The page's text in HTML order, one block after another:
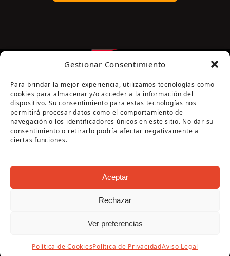
Gestionar Consentimiento
Para brindar la mejor experiencia, utilizamos tecnologías como
cookies para almacenar y/o acceder a la información del
dispositivo. Su consentimiento para estas tecnologías nos
permitirá procesar datos como el comportamiento de
navegación o los identificadores únicos en este sitio. No dar su
consentimiento o retirarlo podría afectar negativamente a
ciertas funciones.
Aceptar
Rechazar
Ver preferencias
Política de CookiesPolítica de PrivacidadAviso Legal
Página cofinanciada por la Diputación de Córdoba
Copyright Oficina de Turismo - Ayuntamiento de
Aviso Legal|Política de Privacidad|Política de